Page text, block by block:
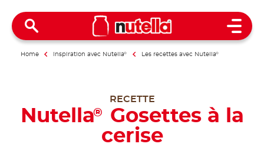
Open
Home Inspiration avec Nutella® Les recettes avec Nutella®
RECETTE
Nutella®
Gosettes à la
cerise